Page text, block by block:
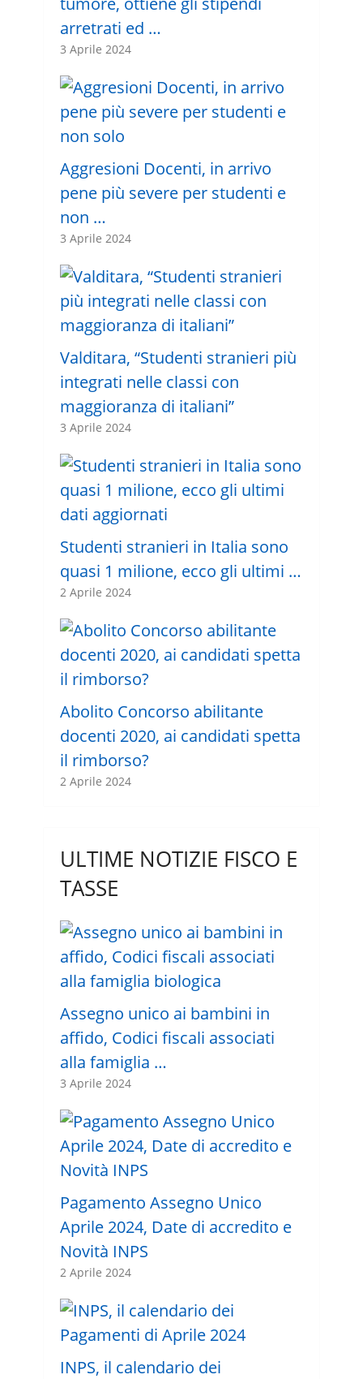
arretrati ed …
3 Aprile 2024
Aggresioni Docenti, in arrivo
pene più severe per studenti e
non …
3 Aprile 2024
Valditara, “Studenti stranieri più
integrati nelle classi con
maggioranza di italiani”
3 Aprile 2024
Studenti stranieri in Italia sono
quasi 1 milione, ecco gli ultimi …
2 Aprile 2024
Abolito Concorso abilitante
docenti 2020, ai candidati spetta
il rimborso?
2 Aprile 2024
ULTIME NOTIZIE FISCO E
TASSE
Assegno unico ai bambini in
affido, Codici fiscali associati
alla famiglia …
3 Aprile 2024
Pagamento Assegno Unico
Aprile 2024, Date di accredito e
Novità INPS
2 Aprile 2024
INPS, il calendario dei